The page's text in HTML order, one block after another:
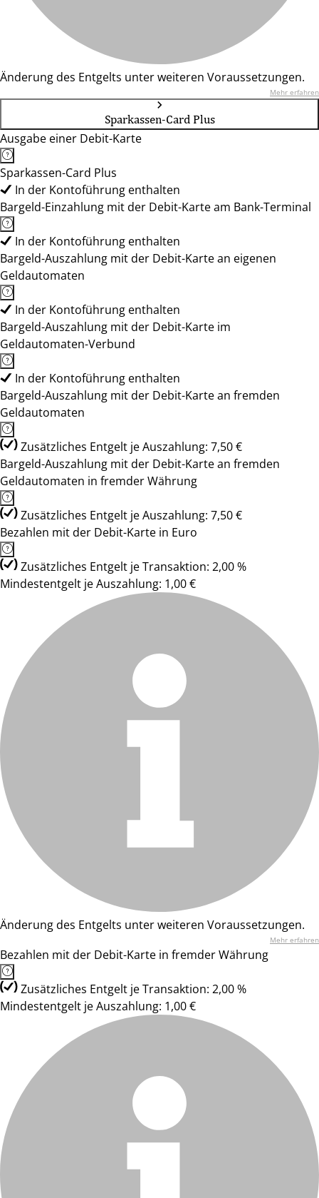
Änderung des Entgelts unter weiteren Voraussetzungen.
Mehr erfahren
Sparkassen-Card Plus
Ausgabe einer Debit-Karte
Sparkassen-Card Plus
In der Kontoführung enthalten
Bargeld-Einzahlung mit der Debit-Karte am Bank-Terminal
In der Kontoführung enthalten
Bargeld-Auszahlung mit der Debit-Karte an eigenen
Geldautomaten
In der Kontoführung enthalten
Bargeld-Auszahlung mit der Debit-Karte im
Geldautomaten-Verbund
In der Kontoführung enthalten
Bargeld-Auszahlung mit der Debit-Karte an fremden
Geldautomaten
Zusätzliches Entgelt je Auszahlung: 7,50 €
Bargeld-Auszahlung mit der Debit-Karte an fremden
Geldautomaten in fremder Währung
Zusätzliches Entgelt je Auszahlung: 7,50 €
Bezahlen mit der Debit-Karte in Euro
Zusätzliches Entgelt je Transaktion: 2,00 %
Mindestentgelt je Auszahlung: 1,00 €
Änderung des Entgelts unter weiteren Voraussetzungen.
Mehr erfahren
Bezahlen mit der Debit-Karte in fremder Währung
Zusätzliches Entgelt je Transaktion: 2,00 %
Mindestentgelt je Auszahlung: 1,00 €